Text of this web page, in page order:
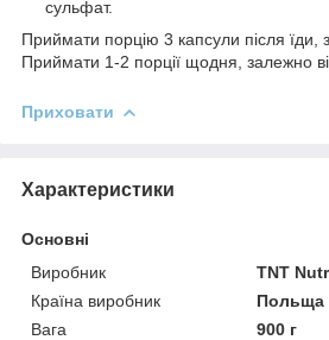
сульфат.
Приймати порцію 3 капсули після їди,
Приймати 1-2 порції щодня, залежно
Приховати
Характеристики
Основні
Виробник
TNT
Країна виробник
Польща
Вага
900 г